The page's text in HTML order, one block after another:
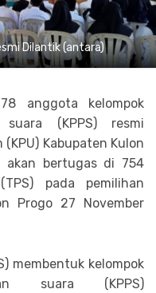
Dilantik (antara)
anggota kelompok
suara (KPPS) resmi
Kabupaten Kulon
akan bertugas di 754
pada pemilihan
Progo 27 November
membentuk kelompok
suara (KPPS)